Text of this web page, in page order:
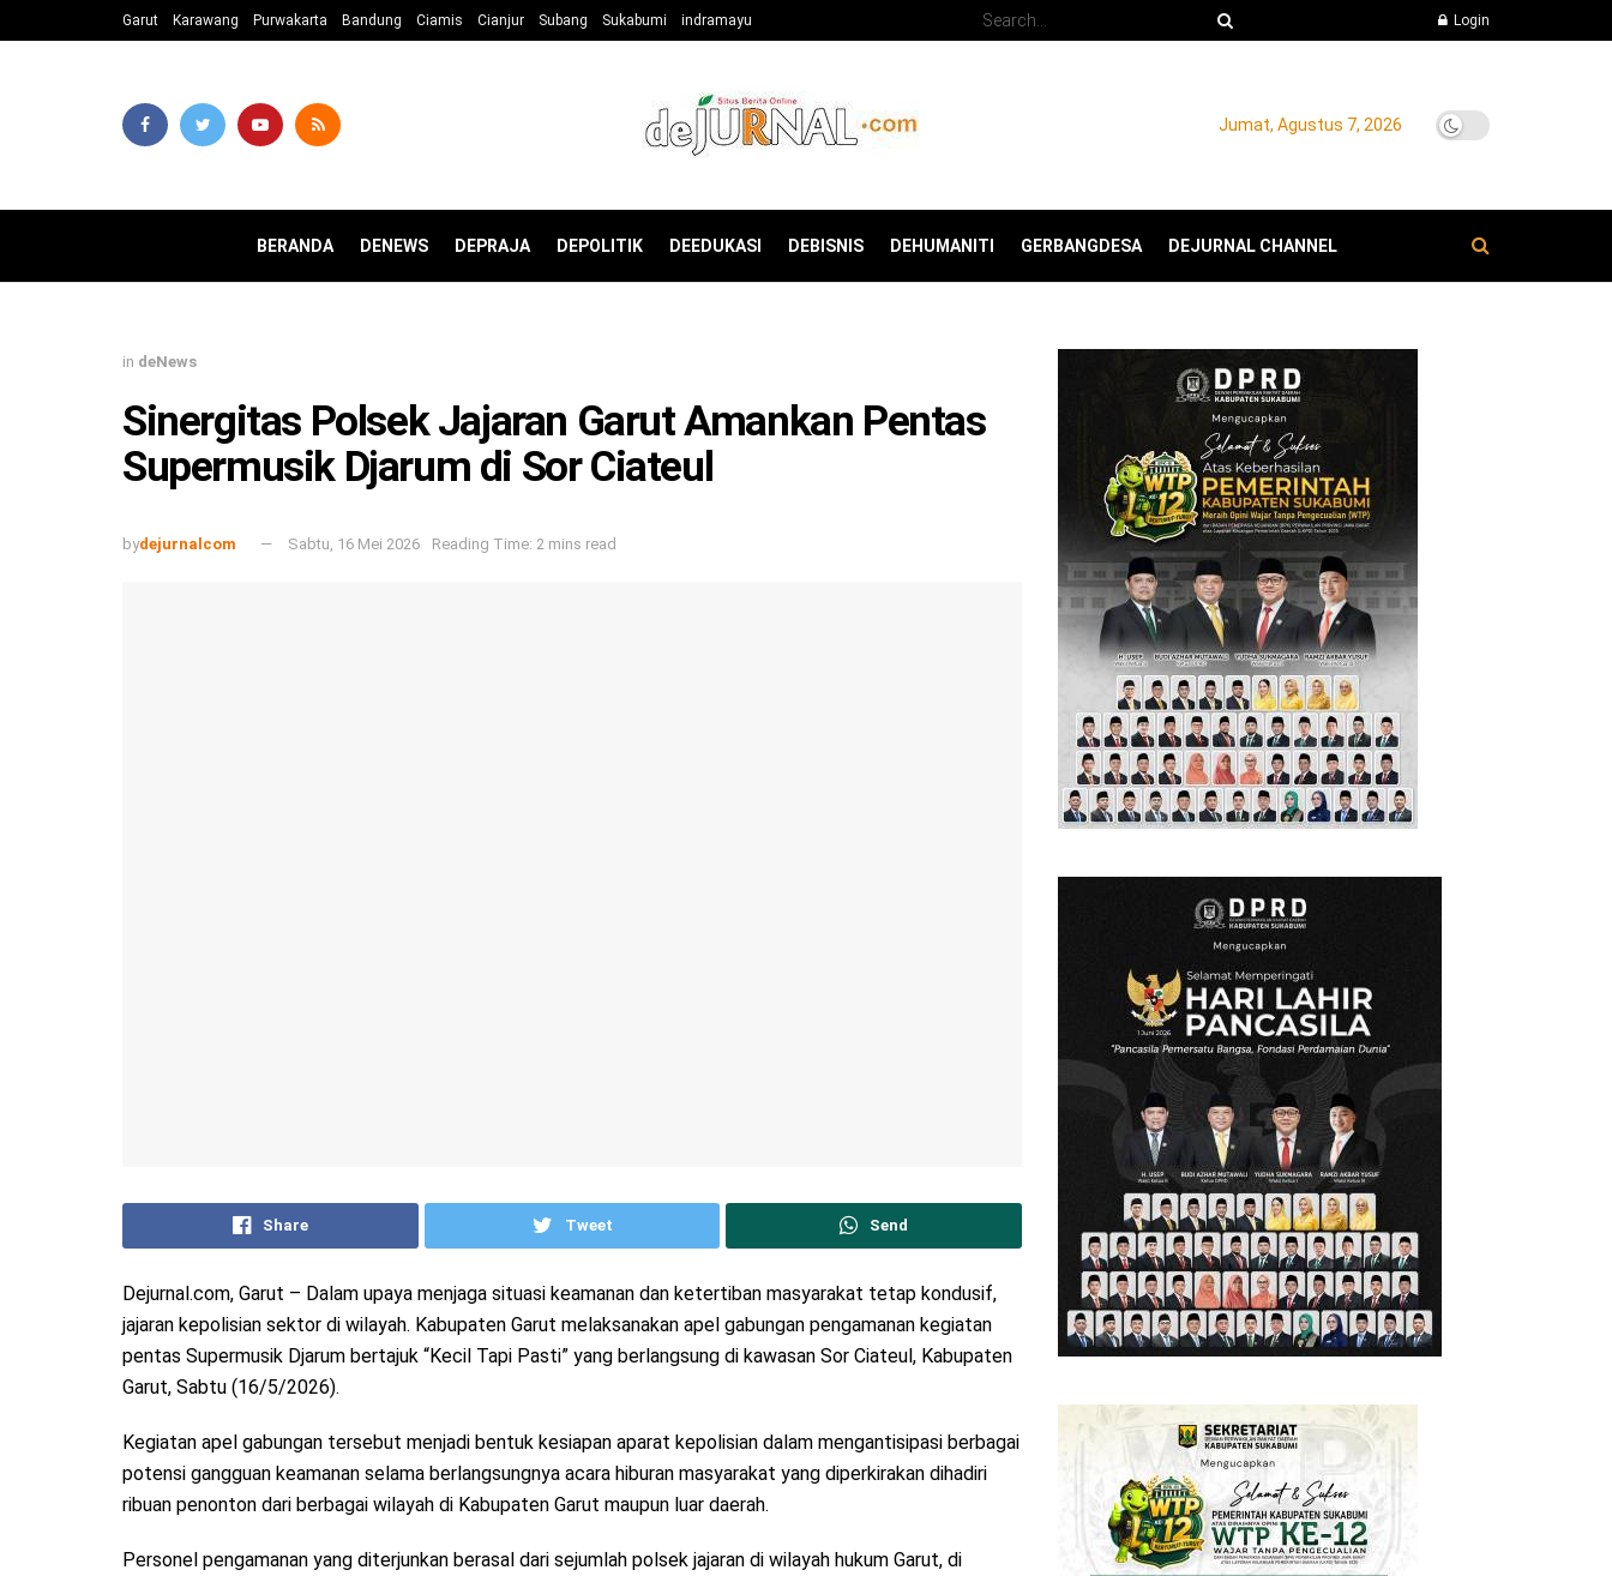
Garut Karawang Purwakarta Bandung Ciamis Cianjur Subang Sukabumi indramayu Login
Jumat, Agustus 7, 2026
BERANDA DENEWS DEPRAJA DEPOLITIK DEEDUKASI DEBISNIS DEHUMANITI GERBANGDESA DEJURNAL CHANNEL
in deNews
Sinergitas Polsek Jajaran Garut Amankan Pentas
Supermusik Djarum di Sor Ciateul
bydejurnalcom Sabtu, 16 Mei 2026 Reading Time: 2 mins read
Share Tweet Send
Dejurnal.com, Garut – Dalam upaya menjaga situasi keamanan dan ketertiban masyarakat tetap kondusif,
jajaran kepolisian sektor di wilayah. Kabupaten Garut melaksanakan apel gabungan pengamanan kegiatan
pentas Supermusik Djarum bertajuk “Kecil Tapi Pasti” yang berlangsung di kawasan Sor Ciateul, Kabupaten
Garut, Sabtu (16/5/2026).
Kegiatan apel gabungan tersebut menjadi bentuk kesiapan aparat kepolisian dalam mengantisipasi berbagai
potensi gangguan keamanan selama berlangsungnya acara hiburan masyarakat yang diperkirakan dihadiri
ribuan penonton dari berbagai wilayah di Kabupaten Garut maupun luar daerah.
Personel pengamanan yang diterjunkan berasal dari sejumlah polsek jajaran di wilayah hukum Garut, di